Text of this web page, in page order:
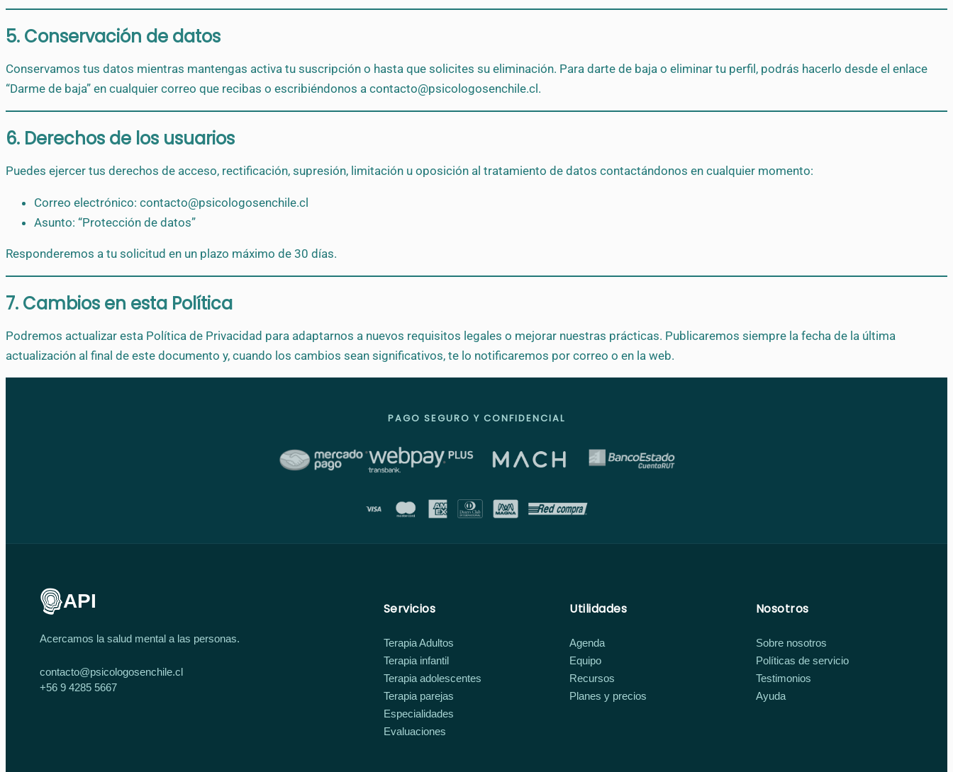
5. Conservación de datos
Conservamos tus datos mientras mantengas activa tu suscripción o hasta que solicites su eliminación. Para darte de baja o eliminar tu perfil, podrás hacerlo desde el enlace
“Darme de baja” en cualquier correo que recibas o escribiéndonos a contacto@psicologosenchile.cl.
6. Derechos de los usuarios
Puedes ejercer tus derechos de acceso, rectificación, supresión, limitación u oposición al tratamiento de datos contactándonos en cualquier momento:
Correo electrónico: contacto@psicologosenchile.cl
Asunto: “Protección de datos”
Responderemos a tu solicitud en un plazo máximo de 30 días.
7. Cambios en esta Política
Podremos actualizar esta Política de Privacidad para adaptarnos a nuevos requisitos legales o mejorar nuestras prácticas. Publicaremos siempre la fecha de la última
actualización al final de este documento y, cuando los cambios sean significativos, te lo notificaremos por correo o en la web.
PAGO SEGURO Y CONFIDENCIAL
API
Acercamos la salud mental a las personas.
contacto@psicologosenchile.cl
+56 9 4285 5667
Servicios
Terapia Adultos
Terapia infantil
Terapia adolescentes
Terapia parejas
Especialidades
Evaluaciones
Utilidades
Agenda
Equipo
Recursos
Planes y precios
Nosotros
Sobre nosotros
Políticas de servicio
Testimonios
Ayuda